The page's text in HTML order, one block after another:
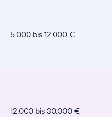
5.000 bis 12.000 €
12.000 bis 30.000 €